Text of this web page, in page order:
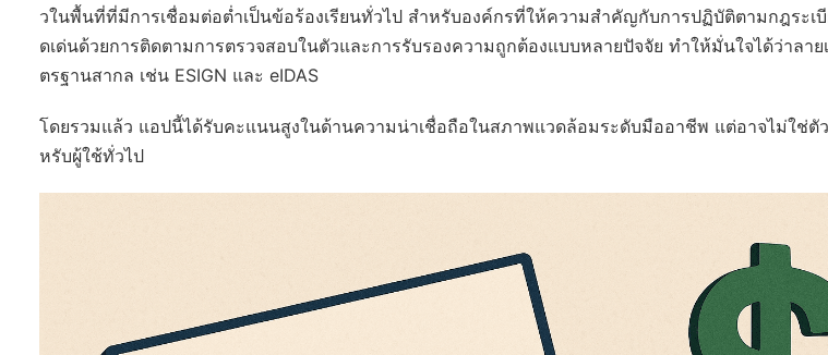
วในพื้นที่ที่มีการเชื่อมต่อต่ำเป็นข้อร้องเรียนทั่วไป สำหรับองค์กรที่ให้ความสำคัญกับการปฏิบัติตามกฎระเ
ดเด่นด้วยการติดตามการตรวจสอบในตัวและการรับรองความถูกต้องแบบหลายปัจจัย ทำให้มั่นใจได้ว่าลาย
ตรฐานสากล เช่น ESIGN และ eIDAS
โดยรวมแล้ว แอปนี้ได้รับคะแนนสูงในด้านความน่าเชื่อถือในสภาพแวดล้อมระดับมืออาชีพ แต่อาจไม่ใช่ตั
หรับผู้ใช้ทั่วไป